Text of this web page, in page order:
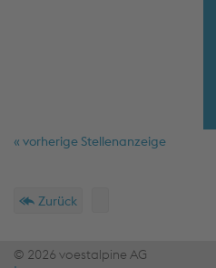
« vorherige Stellenanzeige
Fußzeile
Zurück
© 2026 voestalpine AG